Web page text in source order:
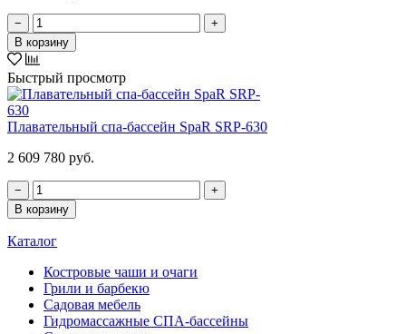
−
+
В корзину
Быстрый просмотр
Плавательный спа-бассейн SpaR SRP-630
2 609 780 руб.
−
+
В корзину
Каталог
Костровые чаши и очаги
Грили и барбекю
Садовая мебель
Гидромассажные СПА-бассейны